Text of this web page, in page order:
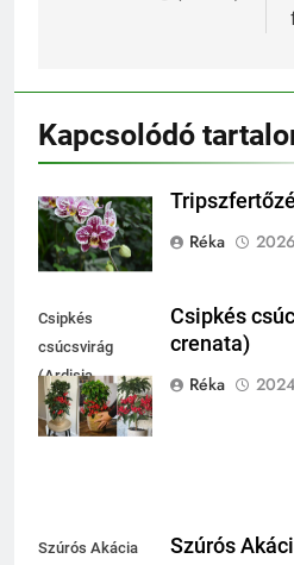
Kapcsolódó
Réka
Csipkés
csúcsvirág
(Ardisia
crenata)
Csipkés
crenata)
Réka
Szúrós Akácia
Szúrós